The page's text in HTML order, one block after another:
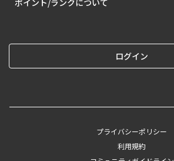
ポイント/ランクについて
ログイン
プライバシーポリシー
利用規約